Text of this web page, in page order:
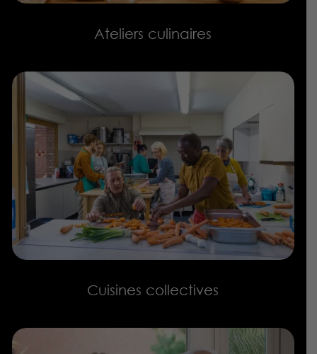
Ateliers culinaires
Cuisines collectives